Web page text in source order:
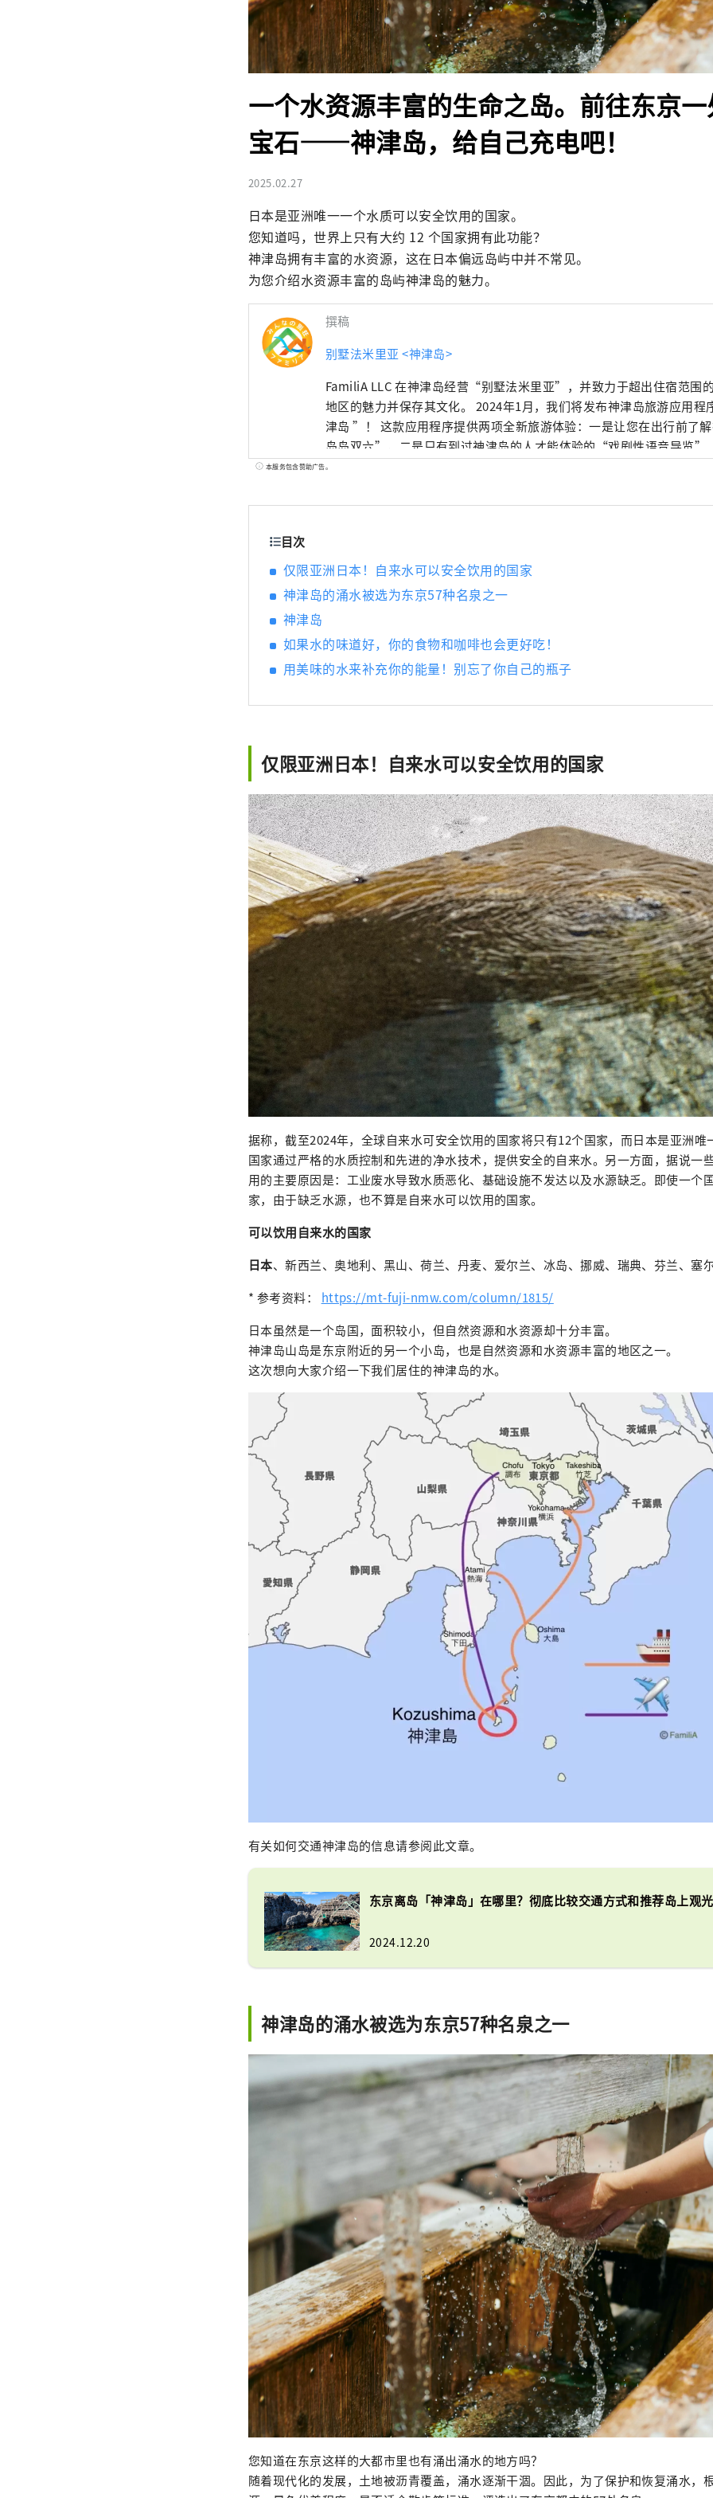
一个水资源丰富的生命之岛。前往东京
宝石——神津岛，给自己充电吧！
2025.02.27
日本是亚洲唯一一个水质可以安全饮用的国家。
您知道吗，世界上只有大约 12 个国家拥有此功能？
神津岛拥有丰富的水资源，这在日本偏远岛屿中并不常见。
为您介绍水资源丰富的岛屿神津岛的魅力。
撰稿
别墅法米里亚 <神津岛>
FamiliA LLC 在神津岛经营“别墅法米里亚”，并致力于超出住宿范围
地区的魅力并保存其文化。 2024年1月，我们将发布神津岛旅游应用程序“Marutto！ 神
津岛 ”！ 这款应用程序提供两项全新旅游体验：一是让您在出行前了
岛岛双六”，二是只有到过神津岛的人才能体验的“戏剧性语音导览”
程序也提供英语版本。我们的目标是让不仅日本游客，而且海外游客也
本服务包含赞助广告。
目次
仅限亚洲日本！自来水可以安全饮用的国家
神津岛的涌水被选为东京57种名泉之一
神津岛
如果水的味道好，你的食物和咖啡也会更好吃！
用美味的水来补充你的能量！别忘了你自己的瓶子
仅限亚洲日本！自来水可以安全饮用的国家
据称，截至2024年，全球自来水可安全饮用的国家将只有12个国家，而日本是亚洲唯
国家通过严格的水质控制和先进的净水技术，提供安全的自来水。另一方面，据说一
用的主要原因是：工业废水导致水质恶化、基础设施不发达以及水源缺乏。即使一个
家，由于缺乏水源，也不算是自来水可以饮用的国家。
可以饮用自来水的国家
日本、新西兰、奥地利、黑山、荷兰、丹麦、爱尔兰、冰岛、挪威、瑞典、芬兰、塞
* 参考资料： https://mt-fuji-nmw.com/column/1815/
日本虽然是一个岛国，面积较小，但自然资源和水资源却十分丰富。
神津岛山岛是东京附近的另一个小岛，也是自然资源和水资源丰富的地区之一。
这次想向大家介绍一下我们居住的神津岛的水。
有关如何交通神津岛的信息请参阅此文章。
东京离岛「神津岛」在哪里？彻底比较交通方式和推荐岛上观
2024.12.20
神津岛的涌水被选为东京57种名泉之一
您知道在东京这样的大都市里也有涌出涌水的地方吗？
随着现代化的发展，土地被沥青覆盖，涌水逐渐干涸。因此，为了保护和恢复涌水，